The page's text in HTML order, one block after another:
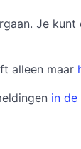
Je
alleen maar
in de